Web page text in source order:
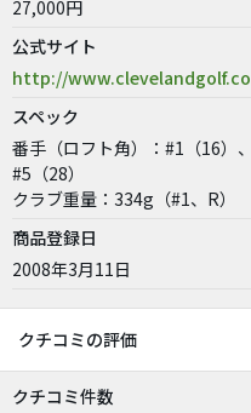
27,000円
公式サイト
http://
スペック
番手（ロフト角）：#1（16）
#5（28）
クラブ重量：334g（#1、R）
商品登録日
2008年3月11日
クチコミの評価
クチコミ件数